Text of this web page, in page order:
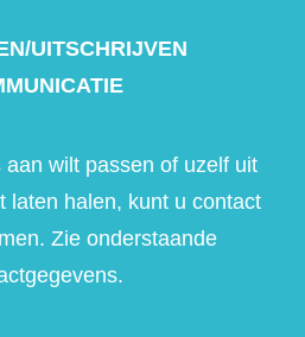
UITSCHRIJVEN
wilt passen of uzelf uit
laten halen, kunt u contact
Zie onderstaande